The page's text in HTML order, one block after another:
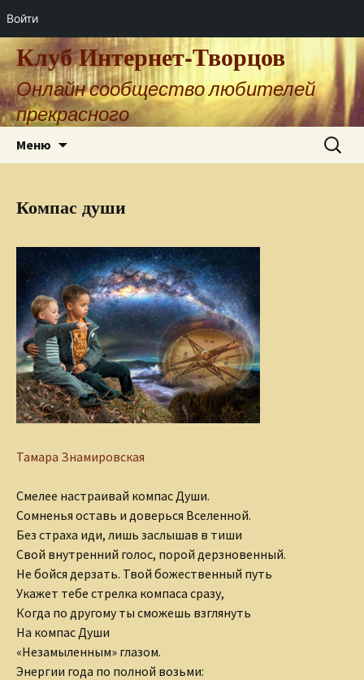
Войти
Клуб Интернет-Творцов
Онлайн сообщество любителей
прекрасного
Меню Найти:
Компас души
Тамара Знамировская
Смелее настраивай компас Души.
Сомненья оставь и доверься Вселенной.
Без страха иди, лишь заслышав в тиши
Свой внутренний голос, порой дерзновенный.
Не бойся дерзать. Твой божественный путь
Укажет тебе стрелка компаса сразу,
Когда по другому ты сможешь взглянуть
На компас Души
«Незамыленным» глазом.
Энергии года по полной возьми: